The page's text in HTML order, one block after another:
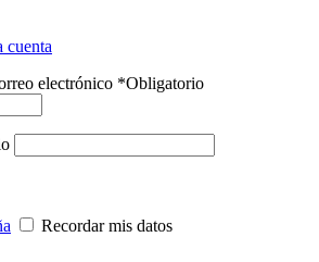
cuenta
electrónico *Obligatorio
Recordar mis datos